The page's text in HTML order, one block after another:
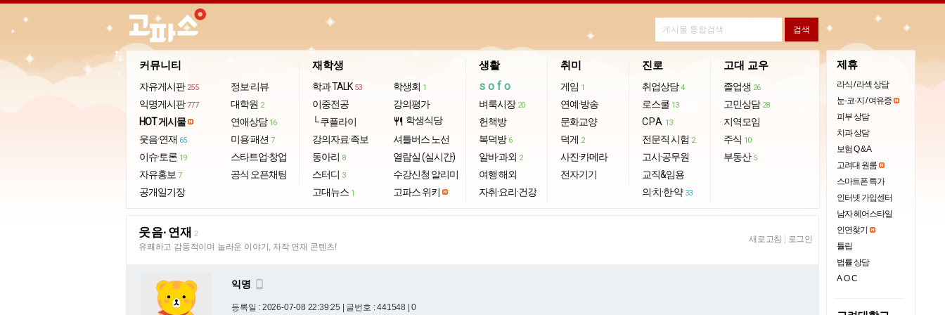
커뮤니티
자유게시판 255
익명게시판 777
HOT 게시물
웃음·연재 65
이슈·토론 19
자유홍보 7
공개일기장
정보·리뷰
대학원 2
연애상담 16
미용·패션 7
스타트업·창업
공식 오픈채팅
재학생
학과 TALK 53
이중전공
└ 쿠플라이
강의자료·족보
동아리 8
스터디 3
고대뉴스 1
학생회 1
강의평가
restaurant 학생식당
셔틀버스 노선
열람실 (실시간)
수강신청 알리미
고파스 위키
생활
sofo
벼룩시장 20
헌책방
복덕방 6
알바·과외 2
여행·해외
자취·요리·건강
취미
게임 1
연예·방송
문화교양
덕게 2
사진·카메라
전자기기
진로
취업상담 4
로스쿨 13
CPA 13
전문직 시험 2
고시·공무원
교직&임용
의·치·한·약 33
고대 교우
졸업생 26
고민상담 28
지역모임
주식 10
부동산 5
import_export
웃음·연재 2
유쾌하고 감동적이며 놀라운 이야기, 자작 연재 콘텐츠!
새로고침 로그인
익명 
등록일 : 2026-07-08 22:39:25 | 글번호 : 441548 | 0
제휴
라식 / 라섹 상담
눈·코·지 / 여유증
피부 상담
치과 상담
보험 Q & A
고려대 원룸
스마트폰 특가
인터넷 가입센터
남자 헤어스타일
인연찾기
튤립
법률 상담
AOC